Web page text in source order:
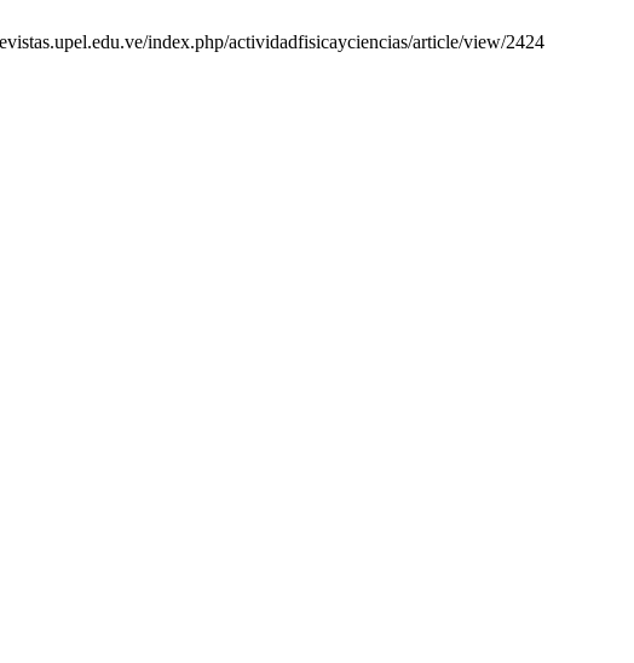
index.php/actividadfisicayciencias/article/view/2424